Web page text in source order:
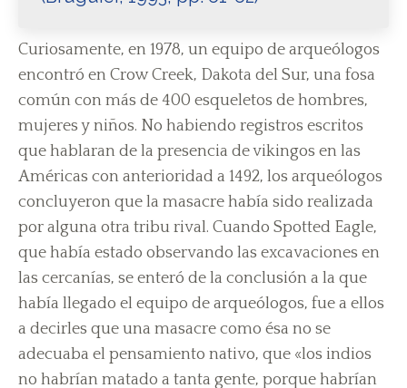
Curiosamente, en 1978, un equipo de arqueólogos
encontró en Crow Creek, Dakota del Sur, una fosa
común con más de 400 esqueletos de hombres,
mujeres y niños. No habiendo registros escritos
que hablaran de la presencia de vikingos en las
Américas con anterioridad a 1492, los arqueólogos
concluyeron que la masacre había sido realizada
por alguna otra tribu rival. Cuando Spotted Eagle,
que había estado observando las excavaciones en
las cercanías, se enteró de la conclusión a la que
había llegado el equipo de arqueólogos, fue a ellos
a decirles que una masacre como ésa no se
adecuaba el pensamiento nativo, que «los indios
no habrían matado a tanta gente, porque habrían